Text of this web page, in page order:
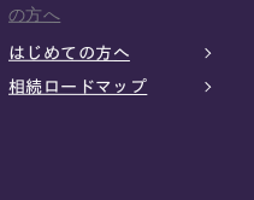
の方へ
はじめての方へ
相続ロードマップ